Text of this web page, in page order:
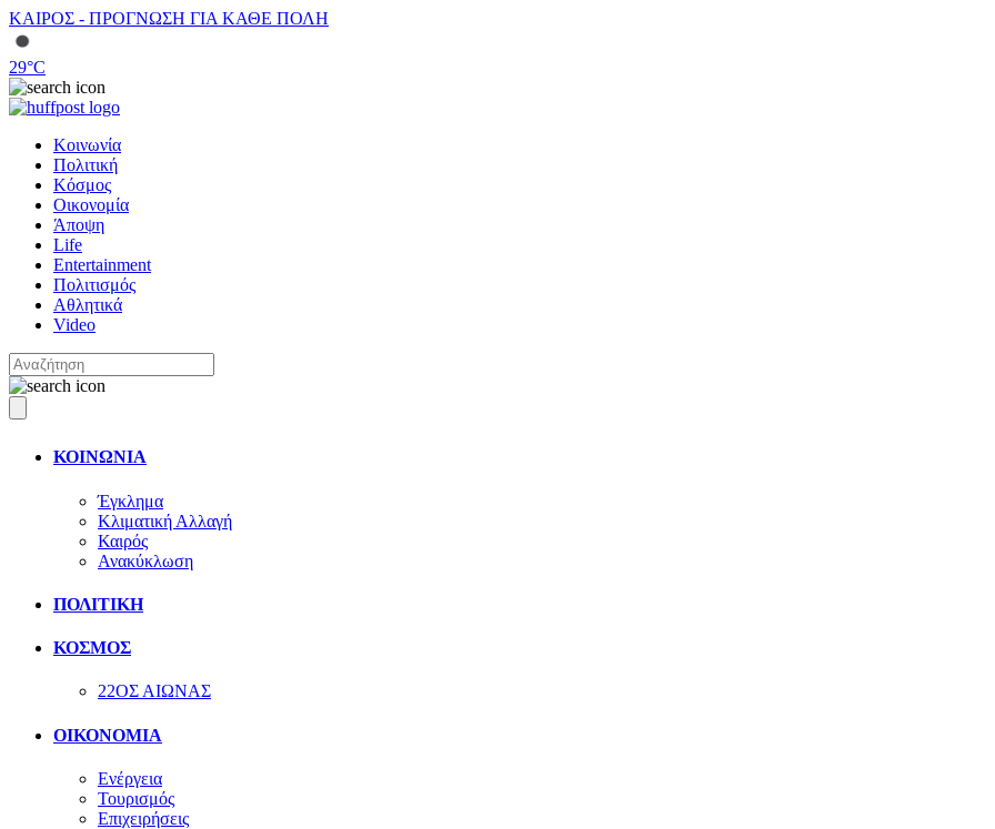
ΚΑΙΡΟΣ - ΠΡΟΓΝΩΣΗ ΓΙΑ ΚΑΘΕ ΠΟΛΗ
29°C
Κοινωνία
Πολιτική
Κόσμος
Οικονομία
Άποψη
Life
Entertainment
Πολιτισμός
Αθλητικά
Video
ΚΟΙΝΩΝΙΑ
Έγκλημα
Κλιματική Αλλαγή
Καιρός
Ανακύκλωση
ΠΟΛΙΤΙΚΗ
ΚΟΣΜΟΣ
22ΟΣ ΑΙΩΝΑΣ
ΟΙΚΟΝΟΜΙΑ
Ενέργεια
Τουρισμός
Επιχειρήσεις